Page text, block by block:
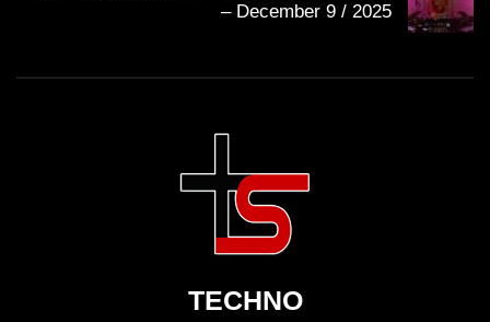
– December 9 / 2025
TECHNO